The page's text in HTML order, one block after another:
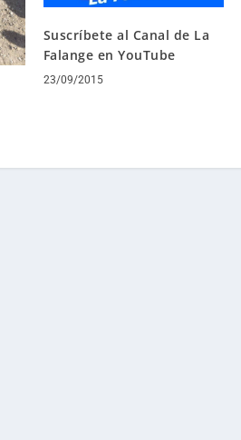
Suscríbete al Canal de La
Falange en YouTube
23/09/2015